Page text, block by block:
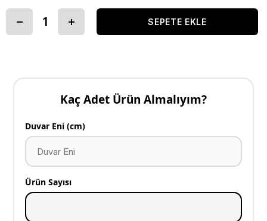
Kaç Adet Ürün Almalıyım?
Duvar Eni (cm)
Ürün Sayısı